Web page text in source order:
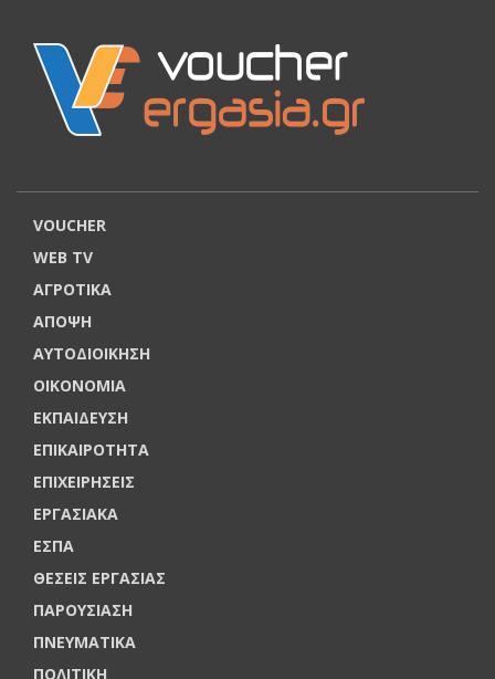
VOUCHER
WEB TV
ΑΓΡΟΤΙΚΑ
ΑΠΟΨΗ
ΑΥΤΟΔΙΟΙΚΗΣΗ
ΟΙΚΟΝΟΜΙΑ
ΕΚΠΑΙΔΕΥΣΗ
ΕΠΙΚΑΙΡΟΤΗΤΑ
ΕΠΙΧΕΙΡΗΣΕΙΣ
ΕΡΓΑΣΙΑΚΑ
ΕΣΠΑ
ΘΕΣΕΙΣ ΕΡΓΑΣΙΑΣ
ΠΑΡΟΥΣΙΑΣΗ
ΠΝΕΥΜΑΤΙΚΑ
ΠΟΛΙΤΙΚΗ